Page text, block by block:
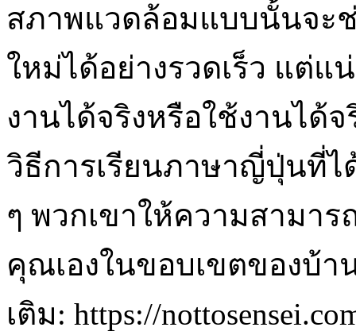
สภาพแวดล้อมแบบนั้นจะ
ใหม่ได้อย่างรวดเร็ว แต่
งานได้จริงหรือใช้งานได้
วิธีการเรียนภาษาญี่ปุ่นที่
ๆ พวกเขาให้ความสามาร
คุณเองในขอบเขตของบ้า
เติม: https://